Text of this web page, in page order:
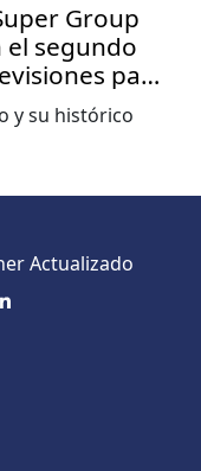
Group
el segundo
para
y su histórico
Actualizado